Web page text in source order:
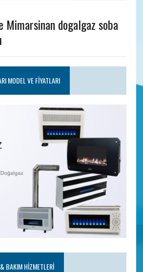
Mimarsinan dogalgaz soba
MODEL VE FIYATLARI
BAKIM HIZMETLERI